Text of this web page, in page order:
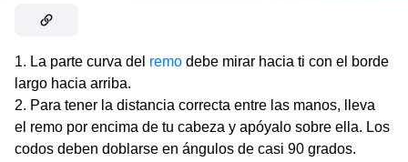
La parte curva del remo debe mirar hacia ti con el borde
largo hacia arriba.
Para tener la distancia correcta entre las manos, lleva
el remo por encima de tu cabeza y apóyalo sobre ella. Los
codos deben doblarse en ángulos de casi 90 grados.